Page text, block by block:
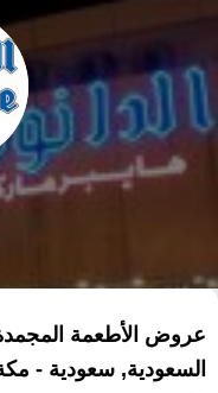
عروض الأطعمة
السعودية, سعودية -